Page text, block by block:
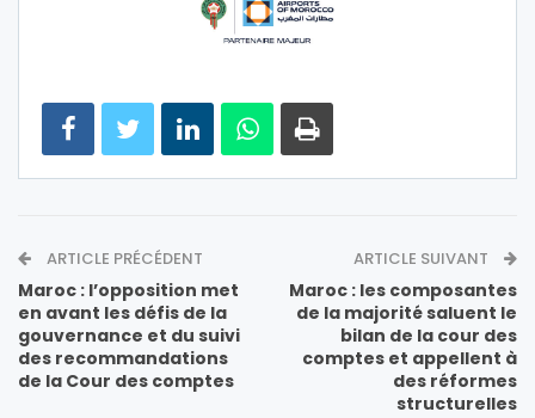
ARTICLE PRÉCÉDENT
Maroc : l’opposition met
en avant les défis de la
gouvernance et du suivi
des recommandations
de la Cour des comptes
ARTICLE SUIVANT
Maroc : les composantes
de la majorité saluent le
bilan de la cour des
comptes et appellent à
des réformes
structurelles